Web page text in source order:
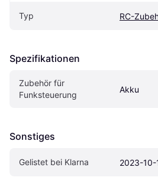
Typ RC-
Spezifikationen
Zubehör für
Funksteuerung
Akku
Sonstiges
Gelistet bei Klarna 2023-10-